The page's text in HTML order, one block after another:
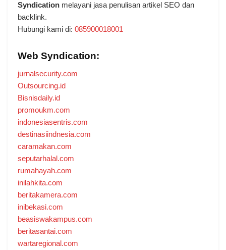
Syndication melayani jasa penulisan artikel SEO dan
backlink.
Hubungi kami di: 085900018001
Web Syndication:
jurnalsecurity.com
Outsourcing.id
Bisnisdaily.id
promoukm.com
indonesiasentris.com
destinasiindnesia.com
caramakan.com
seputarhalal.com
rumahayah.com
inilahkita.com
beritakamera.com
inibekasi.com
beasiswakampus.com
beritasantai.com
wartaregional.com